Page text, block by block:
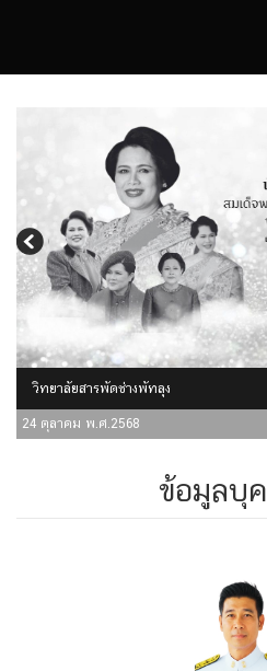
เลขที่ 5 ถนนช่วยทุกขราษฎร์ ต.คูหาสวรรค์ อ.
วิทยาลัยสารพัดช่างพัทลุง
24 ตุลาคม พ.ศ.2568
ข้อมูลบุ